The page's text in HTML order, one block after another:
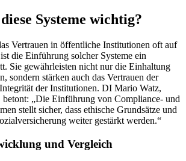
Systeme wichtig?
Vertrauen in öffentliche Institutionen oft auf
die Einführung solcher Systeme ein
Sie gewährleisten nicht nur die Einhaltung
sondern stärken auch das Vertrauen der
der Institutionen. DI Mario Watz,
„Die Einführung von Compliance- und
stellt sicher, dass ethische Grundsätze und
weiter gestärkt werden.“
und Vergleich